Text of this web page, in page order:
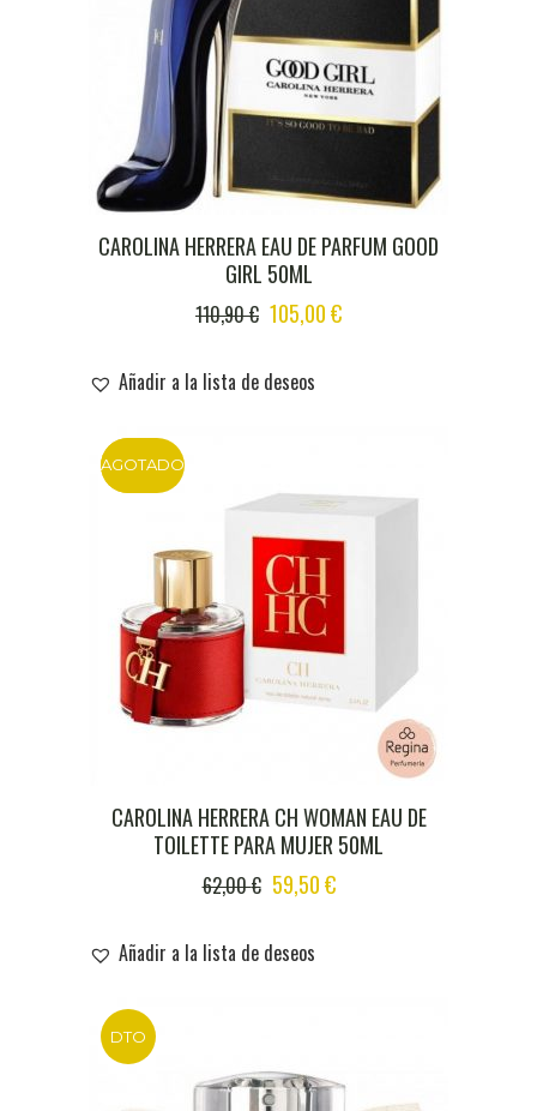
CAROLINA HERRERA EAU DE PARFUM GOOD
GIRL 50ML
110,90€ ORIGINAL
WAS:
110,90 €.
105,00€CURRENT
Añadir a la lista de deseos
DTO
AGOTADO
CAROLINA HERRERA CH WOMAN EAU DE
TOILETTE PARA MUJER 50ML
62,00€ ORIGINAL
WAS:
62,00 €.
59,50€CURRENT
Añadir a la lista de deseos
DTO